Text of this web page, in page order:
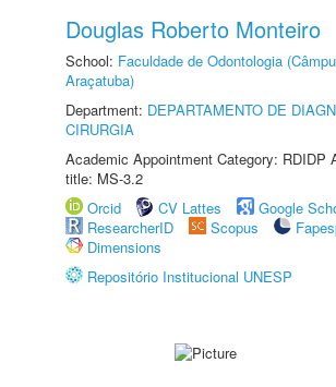
Douglas Roberto Monteiro
School: Faculdade de Odontologia
Araçatuba)
Department: DEPARTAMENTO DE
CIRURGIA
Academic Appointment Category: RDIDP
title: MS-3.2
Orcid
CV Lattes
Google
ResearcherID
Scopus
Dimensions
Repositório Institucional UNESP